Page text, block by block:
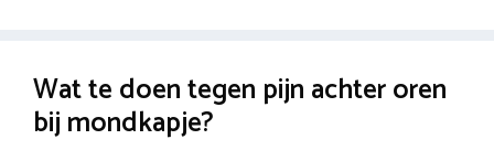
Wat te doen tegen pijn achter oren
bij mondkapje?